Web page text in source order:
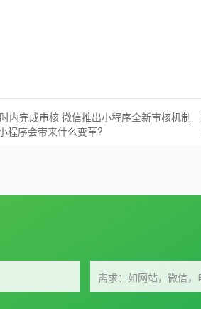
内完成审核 微信推出小程序全新审核机制
程序会带来什么变革?
需求：如网站，微信，